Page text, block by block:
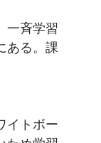
一斉学習
ある。課
イトボー